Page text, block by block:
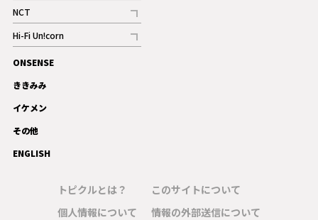
記事
NCT
記事
Hi-Fi Un!corn
記事
ギャラリー
ONSENSE
ききみみ
イケメン
その他
ENGLISH
トピクルとは？
個人情報について
このサイトについて
情報の外部送信について